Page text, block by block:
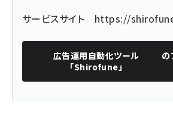
サービスサイト https://
広告運用自動化ツール
「Shirofune」
の